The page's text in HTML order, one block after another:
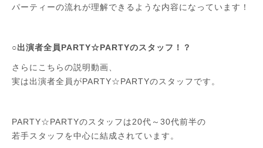
パーティーの流れが理解できるような内容になっています！
○出演者全員PARTY☆PARTYのスタッフ！？
さらにこちらの説明動画、
実は出演者全員がPARTY☆PARTYのスタッフです。
PARTY☆PARTYのスタッフは20代～30代前半の
若手スタッフを中心に結成されています。